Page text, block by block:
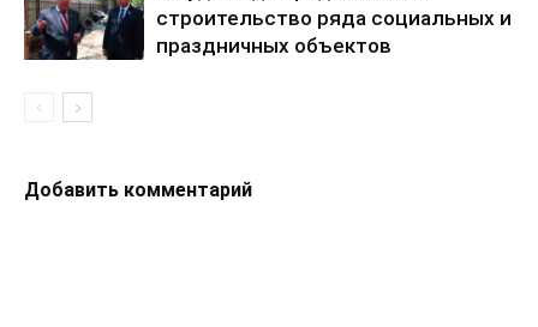
строительство ряда социальных и
праздничных объектов
Добавить комментарий